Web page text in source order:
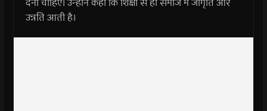
उन्नति आती है।